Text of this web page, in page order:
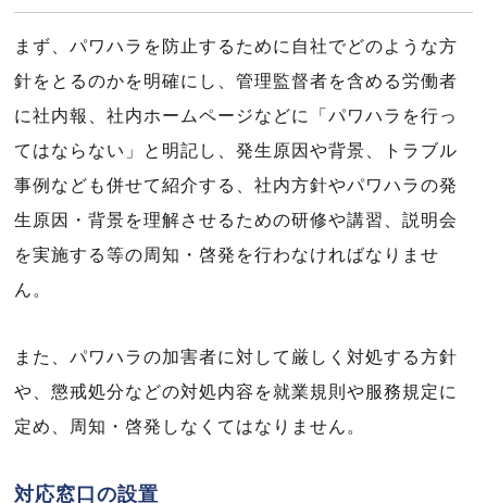
まず、パワハラを防止するために自社でどのような方
針をとるのかを明確にし、管理監督者を含める労働者
に社内報、社内ホームページなどに「パワハラを行っ
てはならない」と明記し、発生原因や背景、トラブル
事例なども併せて紹介する、社内方針やパワハラの発
生原因・背景を理解させるための研修や講習、説明会
を実施する等の周知・啓発を行わなければなりませ
ん。
また、パワハラの加害者に対して厳しく対処する方針
や、懲戒処分などの対処内容を就業規則や服務規定に
定め、周知・啓発しなくてはなりません。
対応窓口の設置